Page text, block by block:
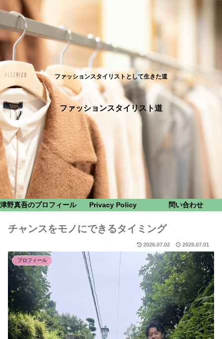
ファッションスタイリストとして生きた道
ファッションスタイリスト道
津野真吾のプロフィール Privacy Policy 問い合わせ
チャンスをモノにできるタイミング
2026.07.02 2026.07.01
プロフィール